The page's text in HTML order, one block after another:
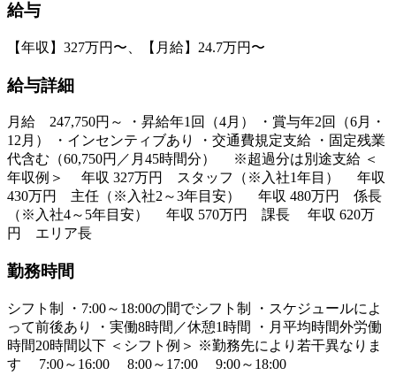
給与
【年収】327万円〜、【月給】24.7万円〜
給与詳細
月給 247,750円～ ・昇給年1回（4月） ・賞与年2回（6月・
12月） ・インセンティブあり ・交通費規定支給 ・固定残業
代含む（60,750円／月45時間分） ※超過分は別途支給 ＜
年収例＞ 年収 327万円 スタッフ（※入社1年目） 年収
430万円 主任（※入社2～3年目安） 年収 480万円 係長
（※入社4～5年目安） 年収 570万円 課長 年収 620万
円 エリア長
勤務時間
シフト制 ・7:00～18:00の間でシフト制 ・スケジュールによ
って前後あり ・実働8時間／休憩1時間 ・月平均時間外労働
時間20時間以下 ＜シフト例＞ ※勤務先により若干異なりま
す 7:00～16:00 8:00～17:00 9:00～18:00